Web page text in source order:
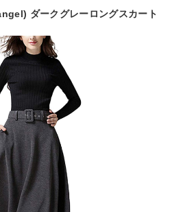
ダークグレーロングスカート